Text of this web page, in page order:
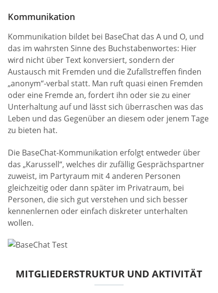
Kommunikation
Kommunikation bildet bei BaseChat das A und O, und
das im wahrsten Sinne des Buchstabenwortes: Hier
wird nicht über Text konversiert, sondern der
Austausch mit Fremden und die Zufallstreffen finden
„anonym“-verbal statt. Man ruft quasi einen Fremden
oder eine Fremde an, fordert ihn oder sie zu einer
Unterhaltung auf und lässt sich überraschen was das
Leben und das Gegenüber an diesem oder jenem Tage
zu bieten hat.
Die BaseChat-Kommunikation erfolgt entweder über
das „Karussell“, welches dir zufällig Gesprächspartner
zuweist, im Partyraum mit 4 anderen Personen
gleichzeitig oder dann später im Privatraum, bei
Personen, die sich gut verstehen und sich besser
kennenlernen oder einfach diskreter unterhalten
wollen.
MITGLIEDERSTRUKTUR UND AKTIVITÄT